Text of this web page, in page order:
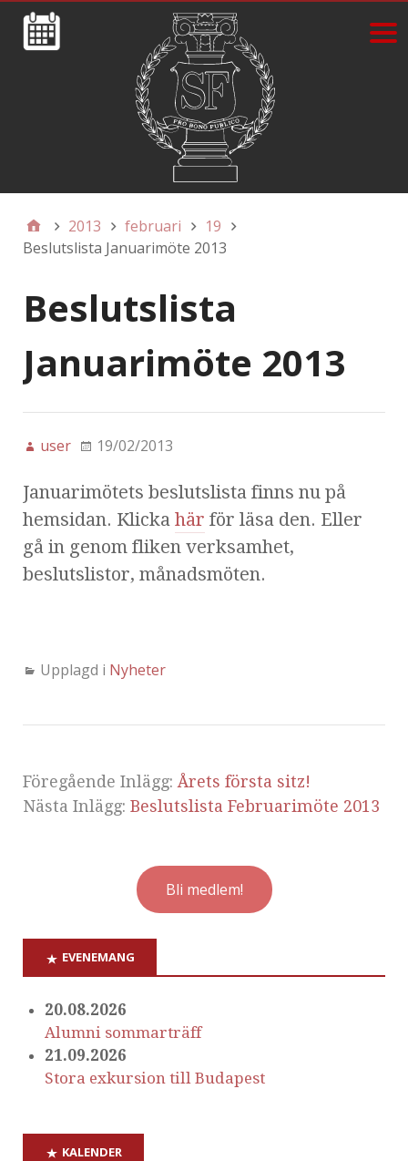
2013 februari
19
Beslutslista Januarimöte 2013
Beslutslista
Januarimöte 2013
user 19/02/2013
Januarimötets beslutslista finns nu på
hemsidan. Klicka här för läsa den. Eller
gå in genom fliken verksamhet,
beslutslistor, månadsmöten.
Upplagd i Nyheter
Föregående Inlägg:Årets första sitz!
Nästa Inlägg: Beslutslista Februarimöte 2013
Bli medlem!
EVENEMANG
20.08.2026
Alumni sommarträff
21.09.2026
Stora exkursion till Budapest
KALENDER